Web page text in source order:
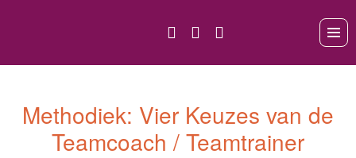
Methodiek: Vier Keuzes van de
Teamcoach / Teamtrainer